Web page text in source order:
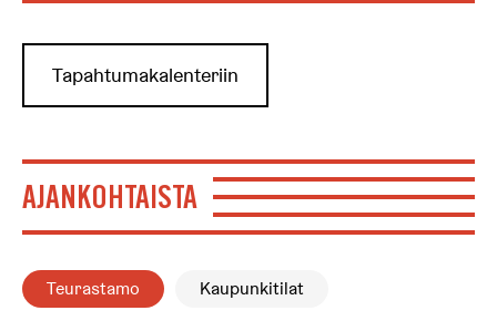
Tapahtumakalenteriin
AJANKOHTAISTA
Teurastamo Kaupunkitilat